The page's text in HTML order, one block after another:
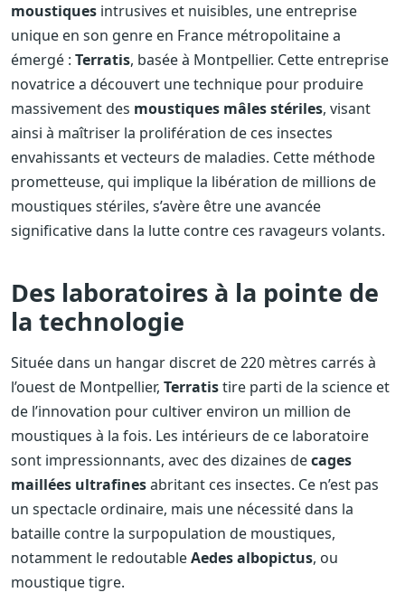
moustiques intrusives et nuisibles, une entreprise
unique en son genre en France métropolitaine a
émergé : Terratis, basée à Montpellier. Cette entreprise
novatrice a découvert une technique pour produire
massivement des moustiques mâles stériles, visant
ainsi à maîtriser la prolifération de ces insectes
envahissants et vecteurs de maladies. Cette méthode
prometteuse, qui implique la libération de millions de
moustiques stériles, s’avère être une avancée
significative dans la lutte contre ces ravageurs volants.
Des laboratoires à la pointe de
la technologie
Située dans un hangar discret de 220 mètres carrés à
l’ouest de Montpellier, Terratistire parti de la science et
de l’innovation pour cultiver environ un million de
moustiques à la fois. Les intérieurs de ce laboratoire
sont impressionnants, avec des dizaines decages
maillées ultrafinesabritant ces insectes. Ce n’est pas
un spectacle ordinaire, mais une nécessité dans la
bataille contre la surpopulation de moustiques,
notamment le redoutableAedes albopictus, ou
moustique tigre.